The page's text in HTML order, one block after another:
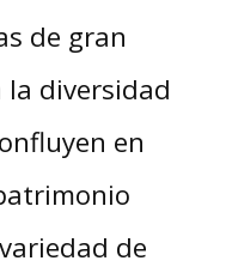
de gran
diversidad
en
de